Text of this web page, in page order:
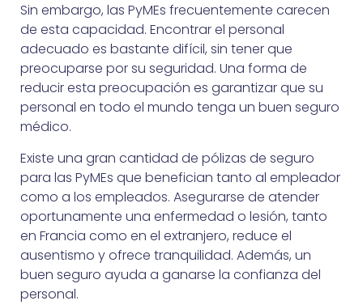
Sin embargo, las PyMEs frecuentemente carecen
de esta capacidad. Encontrar el personal
adecuado es bastante difícil, sin tener que
preocuparse por su seguridad. Una forma de
reducir esta preocupación es garantizar que su
personal en todo el mundo tenga un buen seguro
médico.
Existe una gran cantidad de pólizas de seguro
para las PyMEs que benefician tanto al empleador
como a los empleados. Asegurarse de atender
oportunamente una enfermedad o lesión, tanto
en Francia como en el extranjero, reduce el
ausentismo y ofrece tranquilidad. Además, un
buen seguro ayuda a ganarse la confianza del
personal.